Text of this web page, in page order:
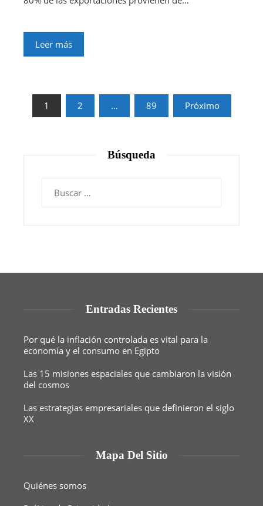
Leer más
Paginación
1 2 … 89 Próximo
Búsqueda
Entradas Recientes
Por qué la inflación controlada es vital para la
economía y el consumo en Egipto
Las 15 misiones espaciales que cambiaron la visión
del cosmos
Las estrategias empresariales que definieron el siglo
XX
Mapa Del Sitio
Quiénes somos